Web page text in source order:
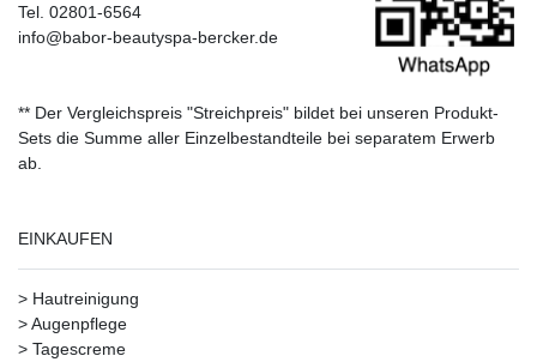
Tel. 02801-6564
info@babor-beautyspa-bercker.de
** Der Vergleichspreis "Streichpreis" bildet bei unseren Produkt-
Sets die Summe aller Einzelbestandteile bei separatem Erwerb
ab.
EINKAUFEN
> Hautreinigung
>Augenpflege
> Tagescreme